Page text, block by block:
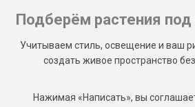
Подберём растения под
Учитываем стиль, освещение и ваш
создать живое пространство
Нажимая «Написать», вы